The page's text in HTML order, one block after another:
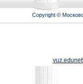
Copyright ©